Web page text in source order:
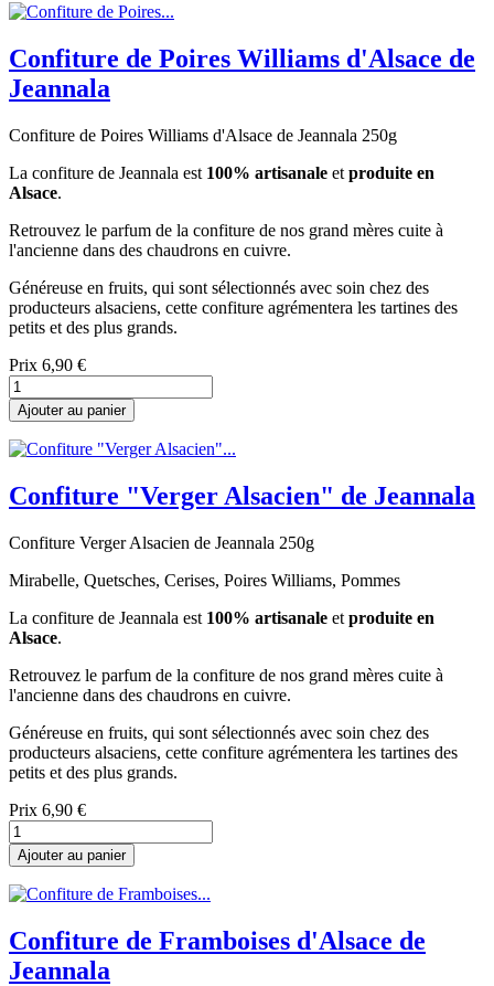
Confiture de Poires Williams d'Alsace de
Jeannala
Confiture de Poires Williams d'Alsace de Jeannala 250g
La confiture de Jeannala est 100% artisanale et produite en
Alsace.
Retrouvez le parfum de la confiture de nos grand mères cuite à
l'ancienne dans des chaudrons en cuivre.
Généreuse en fruits, qui sont sélectionnés avec soin chez des
producteurs alsaciens, cette confiture agrémentera les tartines des
petits et des plus grands.
Prix 6,90 €
Ajouter au panier
Confiture "Verger Alsacien" de Jeannala
Confiture Verger Alsacien de Jeannala 250g
Mirabelle, Quetsches, Cerises, Poires Williams, Pommes
La confiture de Jeannala est 100% artisanale et produite en
Alsace.
Retrouvez le parfum de la confiture de nos grand mères cuite à
l'ancienne dans des chaudrons en cuivre.
Généreuse en fruits, qui sont sélectionnés avec soin chez des
producteurs alsaciens, cette confiture agrémentera les tartines des
petits et des plus grands.
Prix 6,90 €
Ajouter au panier
Confiture de Framboises d'Alsace de
Jeannala